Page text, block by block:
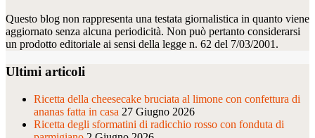
Questo blog non rappresenta una testata giornalistica in quanto viene
aggiornato senza alcuna periodicità. Non può pertanto considerarsi
un prodotto editoriale ai sensi della legge n. 62 del 7/03/2001.
Ultimi articoli
Ricetta della cheesecake bruciata al limone con confettura di
ananas fatta in casa 27 Giugno 2026
Ricetta degli sformatini di radicchio rosso con fonduta di